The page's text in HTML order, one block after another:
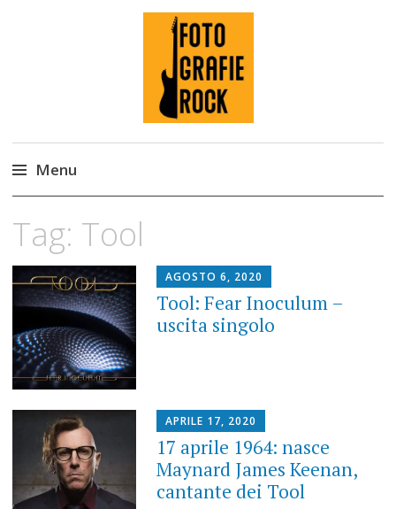
Fotografie ROCK
Menu
content
Tag: Tool
AGOSTO 6, 2020
Tool: Fear Inoculum –
uscita singolo
APRILE 17, 2020
17 aprile 1964: nasce
Maynard James Keenan,
cantante dei Tool